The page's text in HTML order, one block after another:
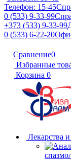
Телефон: 15-45
0 (533) 9-33-99
+373 (533) 9-33-99
0 (533) 6-22-20
Сравнение0
Избранные
Корзина 0
Лекарства